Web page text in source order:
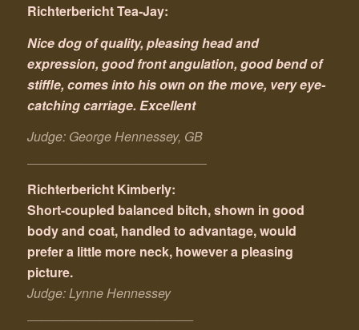
Richterbericht Tea-Jay:
Nice dog of quality, pleasing head and
expression, good front angulation, good bend of
stiffle, comes into his own on the move, very eye-
catching carriage. Excellent
Judge: George Hennessey, GB
Richterbericht Kimberly:
Short-coupled balanced bitch, shown in good
body and coat, handled to advantage, would
prefer a little more neck, however a pleasing
picture.
Judge: Lynne Hennessey